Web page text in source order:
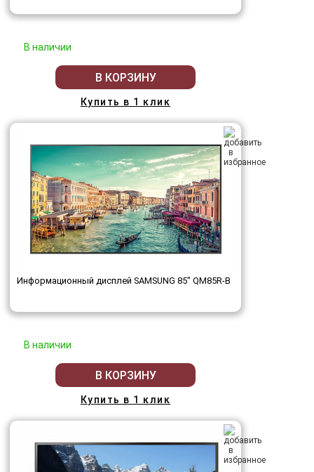
В наличии
В КОРЗИНУ
Купить в 1 клик
Информационный дисплей SAMSUNG 85" QM85R-B
В наличии
В КОРЗИНУ
Купить в 1 клик